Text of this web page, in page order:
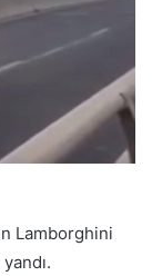
Lamborghini